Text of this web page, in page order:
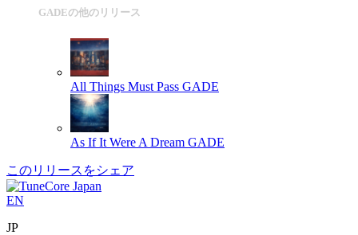
GADEの他のリリース
All Things Must Pass GADE
As If It Were A Dream GADE
このリリースをシェア
EN
JP